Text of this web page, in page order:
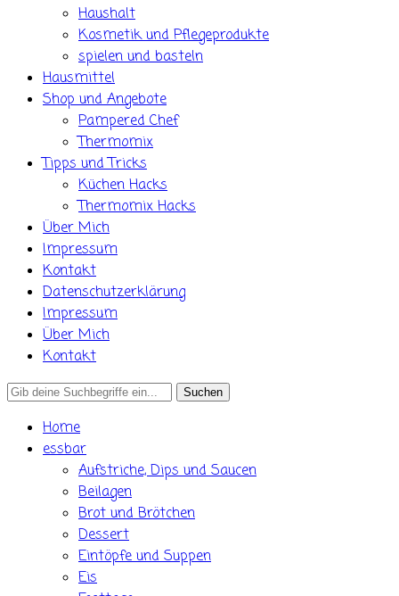
Haushalt
Kosmetik und Pflegeprodukte
spielen und basteln
Hausmittel
Shop und Angebote
Pampered Chef
Thermomix
Tipps und Tricks
Küchen Hacks
Thermomix Hacks
Über Mich
Impressum
Kontakt
Datenschutzerklärung
Impressum
Über Mich
Kontakt
Search
Home
essbar
Aufstriche, Dips und Saucen
Beilagen
Brot und Brötchen
Dessert
Eintöpfe und Suppen
Eis